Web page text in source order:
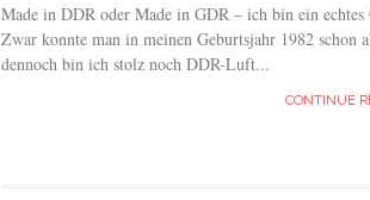
Made in DDR oder Made in GDR – ich bin ein
Zwar konnte man in meinen Geburtsjahr 1982 schon
dennoch bin ich stolz noch DDR-Luft...
CONTINUE